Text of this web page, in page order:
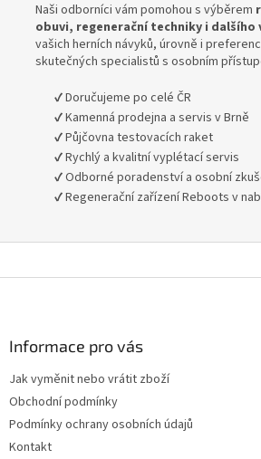
Naši odborníci vám pomohou s výběrem
obuvi, regenerační techniky i dalšího
vašich herních návyků, úrovně i
skutečných specialistů s osobním
✔️ Doručujeme po celé ČR
✔️ Kamenná prodejna a servis v Brně
✔️ Půjčovna testovacích raket
✔️ Rychlý a kvalitní vyplétací servis
✔️ Odborné poradenství a osobní
✔️ Regenerační zařízení Reboots v
Informace pro vás
Jak vyměnit nebo vrátit zboží
Obchodní podmínky
Podmínky ochrany osobních údajů
Kontakt